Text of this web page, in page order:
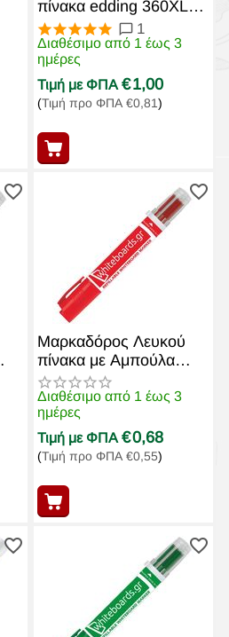
πίνακα edding 360XL
Μπλε
1
Διαθέσιμο από 1 έως 3
ημέρες
Τιμή με ΦΠΑ €1,00
(Τιμή προ ΦΠΑ €0,81)
Μαρκαδόρος Λευκού
πίνακα με Αμπούλα
WB550 Κόκκινος
Διαθέσιμο από 1 έως 3
ημέρες
Τιμή με ΦΠΑ €0,68
(Τιμή προ ΦΠΑ €0,55)